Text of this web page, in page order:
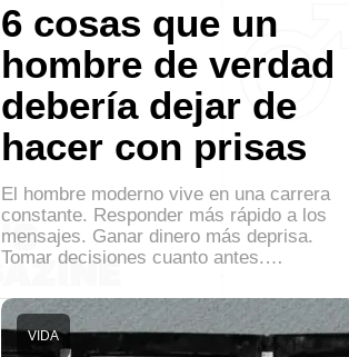
6 cosas que un
hombre de verdad
debería dejar de
hacer con prisas
El hombre moderno vive en una carrera
constante. Responder más rápido a los
mensajes. Ganar dinero más deprisa.
Tomar decisiones cuanto antes.…
VIDA